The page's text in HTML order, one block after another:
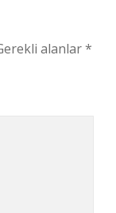
alanlar*